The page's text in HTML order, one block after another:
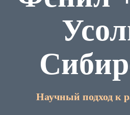
Научный подход к